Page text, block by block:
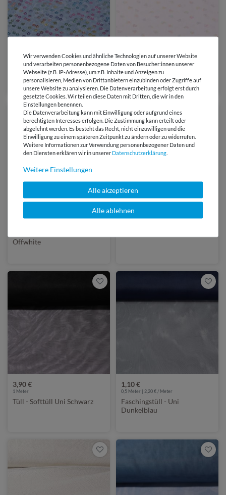
0,5 Meter | 8,80 € / Meter
Softtüll - Regenbogenblumen
Foliendruck Jeansblau
0,5 Meter | 7,00 € / Meter
Tüll - Regenbogenherzen
Flieder
3,50 €
Offwhite
3,90 €
3,90 €
1 Meter
Tüll - Softtüll Uni Schwarz
1,10 €
0,5 Meter | 2,20 € / Meter
Faschingstüll - Uni
Dunkelblau
Wir verwenden Cookies und ähnliche Technologien auf unserer Website
und verarbeiten personenbezogene Daten von Besucher:innen unserer
Webseite (z.B. IP-Adresse), um z.B. Inhalte und Anzeigen zu
personalisieren, Medien von Drittanbietern einzubinden oder Zugriffe auf
unsere Website zu analysieren. Die Datenverarbeitung erfolgt erst durch
gesetzte Cookies. Wir teilen diese Daten mit Dritten, die wir in den
Einstellungen benennen.
Die Datenverarbeitung kann mit Einwilligung oder aufgrund eines
berechtigten Interesses erfolgen. Die Zustimmung kann erteilt oder
abgelehnt werden. Es besteht das Recht, nicht einzuwilligen und die
Einwilligung zu einem späteren Zeitpunkt zu ändern oder zu widerrufen.
Weitere Informationen zur Verwendung personenbezogener Daten und
den Diensten erklären wir in unserer Daten­schutz­erklärung
Weitere Einstellungen
Alle akzeptieren
Alle ablehnen